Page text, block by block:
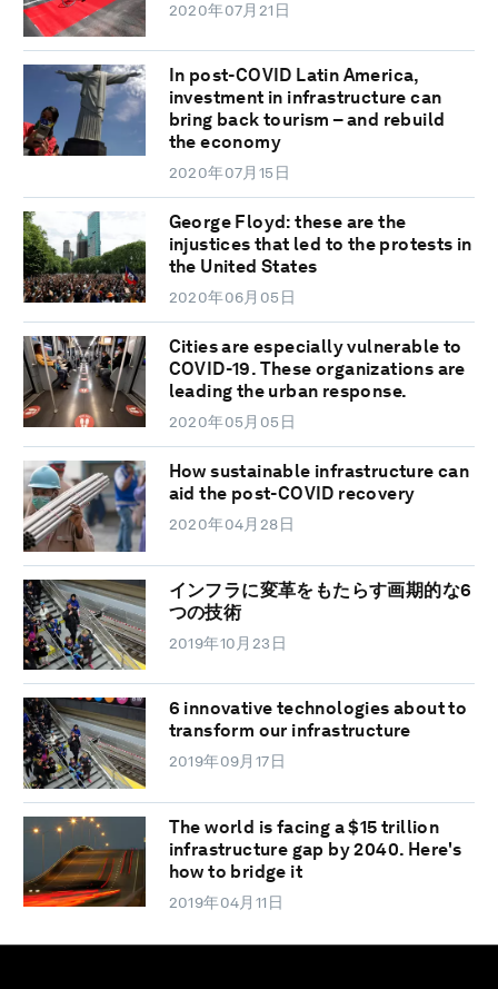
2020年07月21日
In post-COVID Latin America,
investment in infrastructure can
bring back tourism – and rebuild
the economy
2020年07月15日
George Floyd: these are the
injustices that led to the protests in
the United States
2020年06月05日
Cities are especially vulnerable to
COVID-19. These organizations are
leading the urban response.
2020年05月05日
How sustainable infrastructure can
aid the post-COVID recovery
2020年04月28日
インフラに変革をもたらす画期的な6
つの技術
2019年10月23日
6 innovative technologies about to
transform our infrastructure
2019年09月17日
The world is facing a $15 trillion
infrastructure gap by 2040. Here's
how to bridge it
2019年04月11日